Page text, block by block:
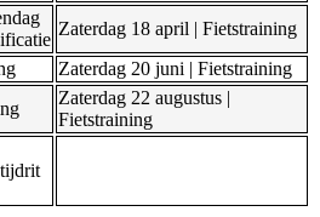
Zaterdag 18 april | Fietstraining
Zaterdag 20 juni | Fietstraining
Zaterdag 22 augustus |
Fietstraining